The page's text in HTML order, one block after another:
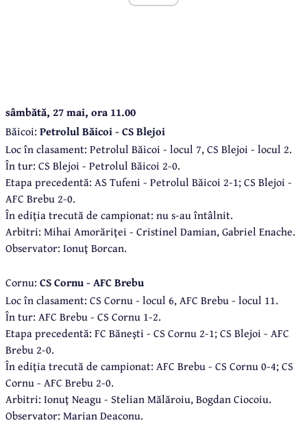
sâmbătă, 27 mai, ora 11.00
Băicoi: Petrolul Băicoi - CS Blejoi
Loc în clasament: Petrolul Băicoi - locul 7, CS Blejoi - locul 2.
În tur: CS Blejoi - Petrolul Băicoi 2-0.
Etapa precedentă: AS Tufeni - Petrolul Băicoi 2-1; CS Blejoi -
AFC Brebu 2-0.
În ediţia trecută de campionat: nu s-au întâlnit.
Arbitri: Mihai Amorăriţei - Cristinel Damian, Gabriel Enache.
Observator: Ionuţ Borcan.
Cornu: CS Cornu - AFC Brebu
Loc în clasament: CS Cornu - locul 6, AFC Brebu - locul 11.
În tur: AFC Brebu - CS Cornu 1-2.
Etapa precedentă: FC Băneşti - CS Cornu 2-1; CS Blejoi - AFC
Brebu 2-0.
În ediţia trecută de campionat: AFC Brebu - CS Cornu 0-4; CS
Cornu - AFC Brebu 2-0.
Arbitri: Ionuţ Neagu - Stelian Mălăroiu, Bogdan Ciocoiu.
Observator: Marian Deaconu.